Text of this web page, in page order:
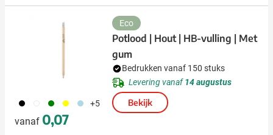
001 002 004 006 018 +5
vanaf 0,07
Eco
Potlood | Hout | HB-vulling | Met
gum
Bedrukken vanaf 150 stuks
Levering vanaf14 augustus
Bekijk